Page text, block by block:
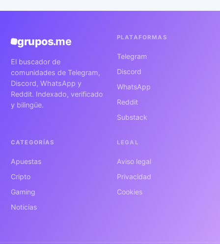
grupos.me
El buscador de
comunidades de Telegram,
Discord, WhatsApp y
Reddit. Indexado, verificado
y bilingüe.
PLATAFORMAS
Telegram
Discord
WhatsApp
Reddit
Substack
CATEGORÍAS
Apuestas
Cripto
Gaming
Noticias
LEGAL
Aviso legal
Privacidad
Cookies